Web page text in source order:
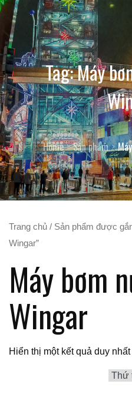
Tag:Máy
Home Sản phẩm
Trang chủ / Sản phẩm được
Wingar”
Máy bơm
Wingar
Hiển thị một kết quả duy nhất